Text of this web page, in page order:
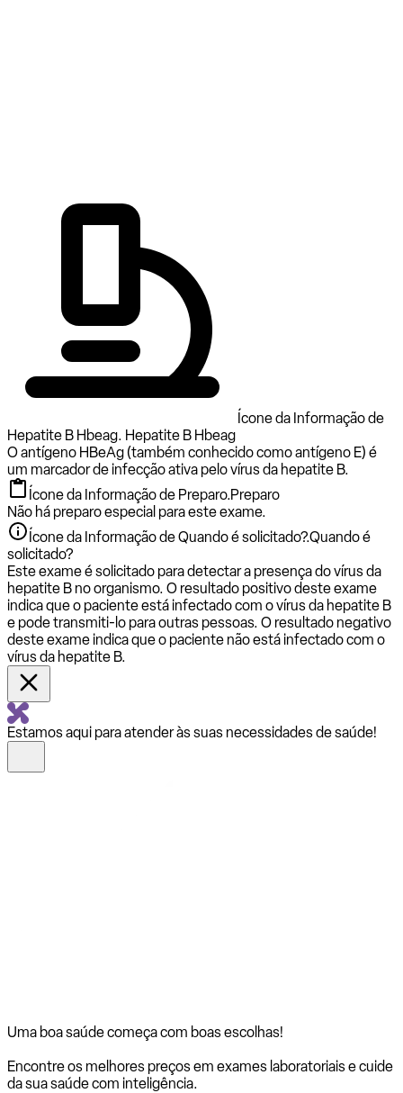
Ícone da Informação de
Hepatite B Hbeag. Hepatite B Hbeag
O antígeno HBeAg (também conhecido como antígeno E) é
um marcador de infecção ativa pelo vírus da hepatite B.
Ícone da Informação de Preparo.Preparo
Não há preparo especial para este exame.
Ícone da Informação de Quando é solicitado?.Quando é
solicitado?
Este exame é solicitado para detectar a presença do vírus da
hepatite B no organismo. O resultado positivo deste exame
indica que o paciente está infectado com o vírus da hepatite B
e pode transmiti-lo para outras pessoas. O resultado negativo
deste exame indica que o paciente não está infectado com o
vírus da hepatite B.
Estamos aqui para atender às suas necessidades de saúde!
Uma boa saúde começa com boas escolhas!
Encontre os melhores preços em exames laboratoriais e cuide
da sua saúde com inteligência.